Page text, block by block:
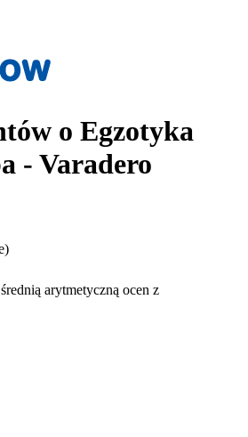
o Egzotyka
- Varadero
arytmetyczną ocen z